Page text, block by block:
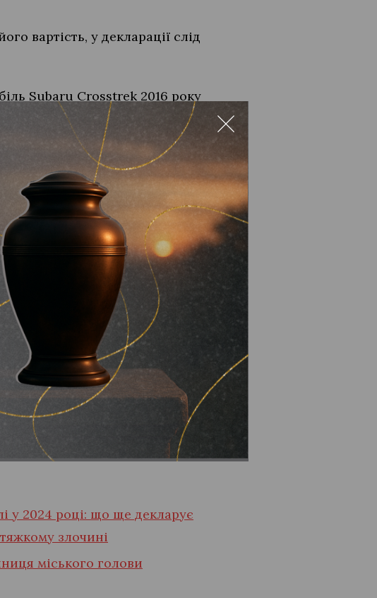
вартість, у декларації слід
Subaru Crosstrek 2016 року
від КП “Жилсервіс” — у
майна в оренду та ще 100 тисяч
KIA Optima 2014 року
про цей автомобіль вже
свідчити про його продаж.
у розмірі 127611 гривень.
у 2024 році: що ще декларує
злочині
міського голови